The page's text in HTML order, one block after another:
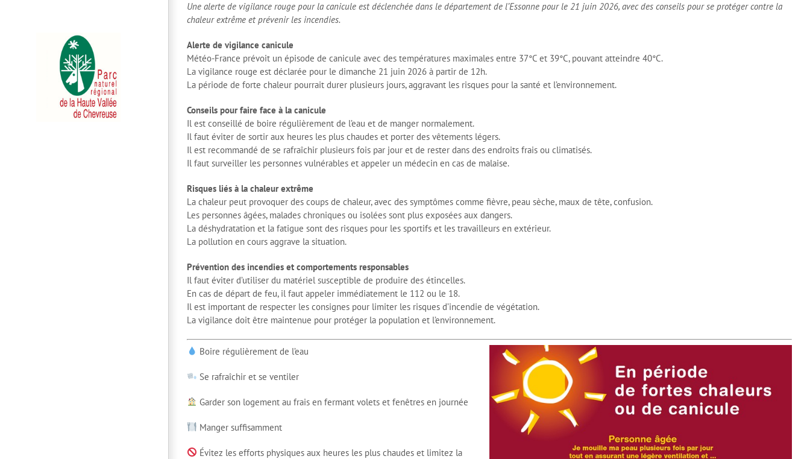
Une alerte de vigilance rouge pour la canicule est déclenchée dans le département de l’Essonne pour le 21 juin 2026, avec des conseils pour se protéger contre la
chaleur extrême et prévenir les incendies.
Alerte de vigilance canicule
Météo-France prévoit un épisode de canicule avec des températures maximales entre 37°C et 39°C, pouvant atteindre 40°C.
La vigilance rouge est déclarée pour le dimanche 21 juin 2026 à partir de 12h.
La période de forte chaleur pourrait durer plusieurs jours, aggravant les risques pour la santé et l’environnement.
Conseils pour faire face à la canicule
Il est conseillé de boire régulièrement de l’eau et de manger normalement.
Il faut éviter de sortir aux heures les plus chaudes et porter des vêtements légers.
Il est recommandé de se rafraîchir plusieurs fois par jour et de rester dans des endroits frais ou climatisés.
Il faut surveiller les personnes vulnérables et appeler un médecin en cas de malaise.
Risques liés à la chaleur extrême
La chaleur peut provoquer des coups de chaleur, avec des symptômes comme fièvre, peau sèche, maux de tête, confusion.
Les personnes âgées, malades chroniques ou isolées sont plus exposées aux dangers.
La déshydratation et la fatigue sont des risques pour les sportifs et les travailleurs en extérieur.
La pollution en cours aggrave la situation.
Prévention des incendies et comportements responsables
Il faut éviter d’utiliser du matériel susceptible de produire des étincelles.
En cas de départ de feu, il faut appeler immédiatement le 112 ou le 18.
Il est important de respecter les consignes pour limiter les risques d’incendie de végétation.
La vigilance doit être maintenue pour protéger la population et l’environnement.
Boire régulièrement de l’eau
Se rafraîchir et se ventiler
Garder son logement au frais en fermant volets et fenêtres en journée
Manger suffisamment
Évitez les efforts physiques aux heures les plus chaudes et limitez la